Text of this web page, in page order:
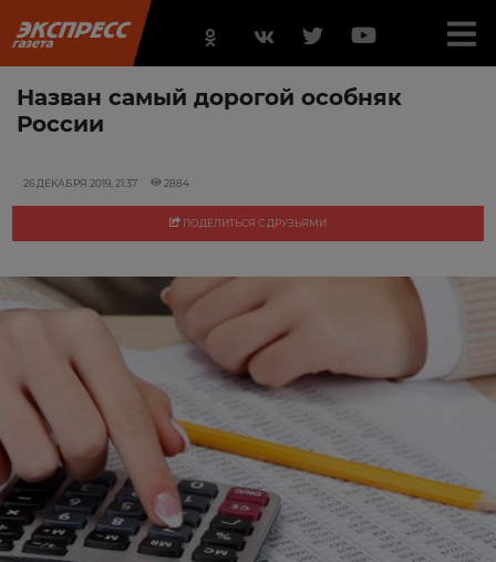
Назван самый дорогой особняк
России
26 ДЕКАБРЯ 2019, 21:37 2884
ПОДЕЛИТЬСЯ С ДРУЗЬЯМИ